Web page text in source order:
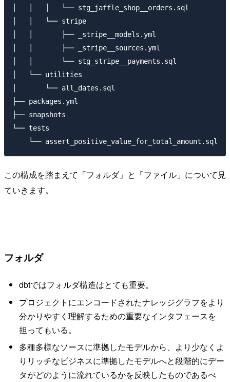
│   │   │   └── stg_jaffle_shop__orders.sql
│   │   └── stripe
│   │       ├── _stripe__models.yml
│   │       ├── _stripe__sources.yml
│   │       └── stg_stripe__payments.sql
│   └── utilities
│       └── all_dates.sql
├── packages.yml
├── snapshots
└── tests
この構成を踏まえて「フォルダ」と「ファイル」について見
ていきます。
フォルダ
dbtではフォルダ構造はとても重要。
プロジェクトにエンコードされたナレッジグラフをより
分かりやすく理解するための重要なインタフェースを
担ってもいる。
多種多様なソースに準拠したモデルから、より少なくよ
りリッチなビジネスに準拠したモデルへと段階的にデー
タがどのように流れているかを反映したものであるべ